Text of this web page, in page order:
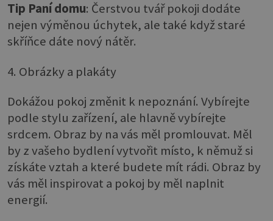
Tip Paní domu: Čerstvou tvář pokoji dodáte
nejen výměnou úchytek, ale také když staré
skříňce dáte nový nátěr.
4. Obrázky a plakáty
Dokážou pokoj změnit k nepoznání. Vybírejte
podle stylu zařízení, ale hlavně vybírejte
srdcem. Obraz by na vás měl promlouvat. Měl
by z vašeho bydlení vytvořit místo, k němuž si
získáte vztah a které budete mít rádi. Obraz by
vás měl inspirovat a pokoj by měl naplnit
energií.